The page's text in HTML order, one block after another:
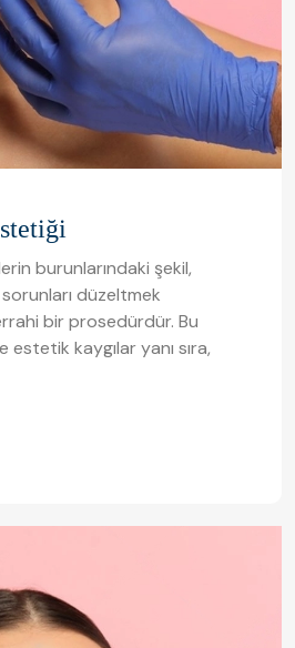
burunlarındaki şekil,
düzeltmek
bir prosedürdür. Bu
kaygılar yanı sıra,